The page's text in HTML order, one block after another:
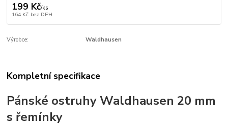
199 Kč/ks
164 Kč bez DPH
Výrobce: Waldhausen
Kompletní specifikace
Pánské ostruhy Waldhausen 20 mm
s řemínky